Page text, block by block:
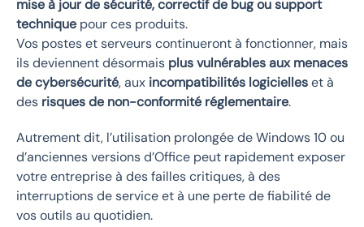
mise à jour de sécurité, correctif de bug ou support
technique pour ces produits.
Vos postes et serveurs continueront à fonctionner, mais
ils deviennent désormais plus vulnérables aux menaces
de cybersécurité, aux incompatibilités logicielleset à
des risques de non-conformité réglementaire.
Autrement dit, l’utilisation prolongée de Windows 10 ou
d’anciennes versions d’Office peut rapidement exposer
votre entreprise à des failles critiques, à des
interruptions de service et à une perte de fiabilité de
vos outils au quotidien.